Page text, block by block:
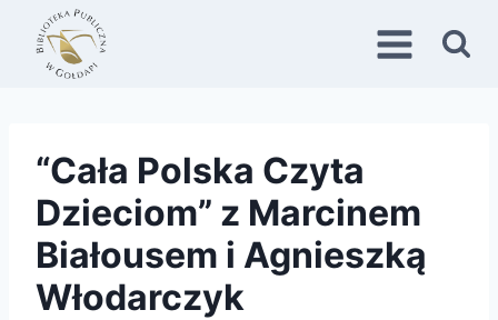
Przejdź
treści
“Cała Polska Czyta
Dzieciom” z Marcinem
Białousem i Agnieszką
Włodarczyk